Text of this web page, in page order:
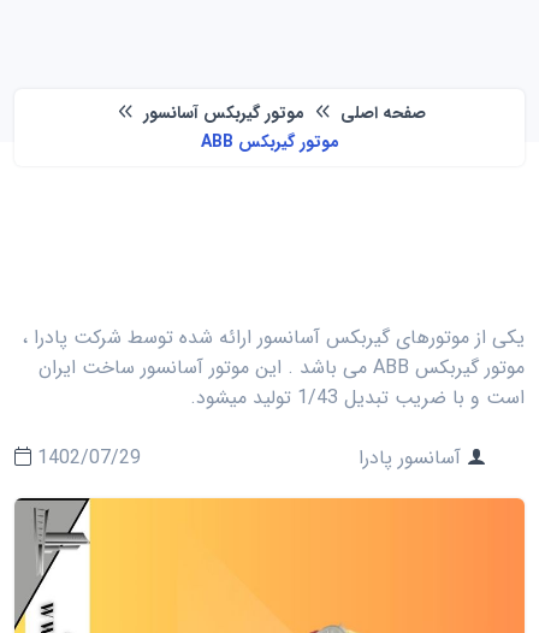
صفحه اصلی
موتور گیربکس آسانسور
موتور گیربکس ABB
یکی از موتورهای گیربکس آسانسور ارائه شده توسط شرکت پادرا ،
موتور گیربکس ABB می باشد . این موتور آسانسور ساخت ایران
است و با ضریب تبدیل 1/43 تولید میشود.
آسانسور پادرا
1402/07/29